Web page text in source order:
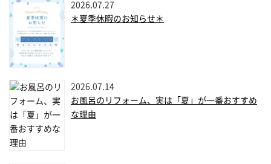
2026.07.27
＊夏季休暇のお知らせ＊
2026.07.14
お風呂のリフォーム、実は「夏」が一番おすすめ
な理由